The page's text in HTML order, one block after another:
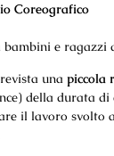
Coreografico
bambini e ragazzi
una piccola
della durata di
il lavoro svolto